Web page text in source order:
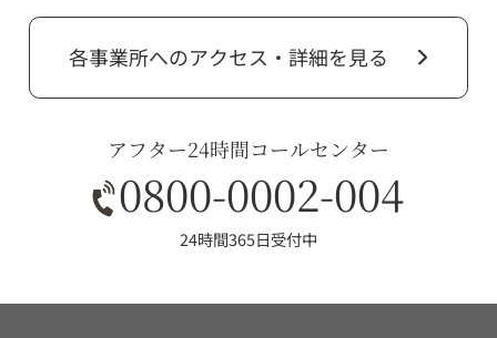
各事業所へのアクセス・詳細を見る
アフター24時間コールセンター
0800-0002-004
24時間365日受付中